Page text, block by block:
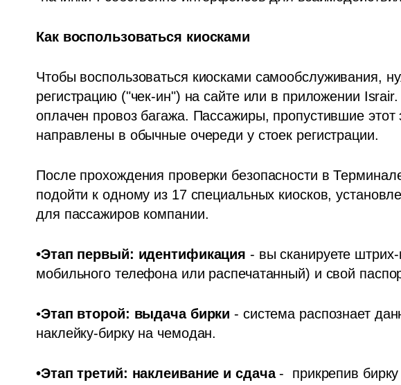
Как воспользоваться киосками
Чтобы воспользоваться киосками самообслуживания,
регистрацию ("чек-ин") на сайте или в приложении
оплачен провоз багажа. Пассажиры, пропустившие
направлены в обычные очереди у стоек регистрации.
После прохождения проверки безопасности в
подойти к одному из 17 специальных киосков,
для пассажиров компании.
•Этап первый: идентификация - вы сканируете
мобильного телефона или распечатанный) и свой
•Этап второй: выдача бирки - система распознает
наклейку-бирку на чемодан.
•Этап третий: наклеивание и сдача -  прикрепив